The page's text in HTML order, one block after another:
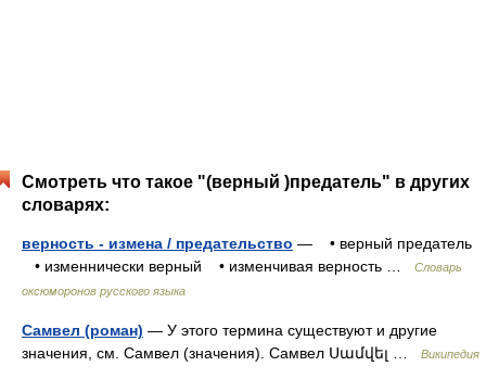
Смотреть что такое "(верный )предатель" в других
словарях:
верность - измена / предательство — • верный предатель
• изменнически верный • изменчивая верность …
Словарь
оксюморонов русского языка
Самвел (роман) — У этого термина существуют и другие
значения, см. Самвел (значения). Самвел Սամվել …
Википедия